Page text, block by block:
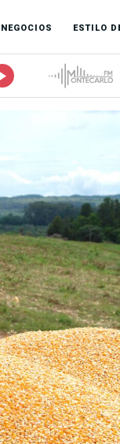
NEGOCIOS ESTILO